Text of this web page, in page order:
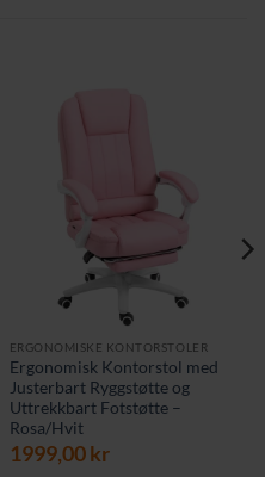
ERGONOMISKE KONTORSTOLER
Ergonomisk Kontorstol med
Justerbart Ryggstøtte og
Uttrekkbart Fotstøtte –
Rosa/Hvit
1999,00kr